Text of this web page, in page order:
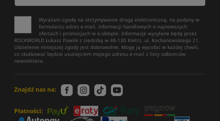
Wyrażam zgodę na otrzymywanie drogą elektroniczną, na podany w
formularzu adres e-mail, informacji handlowych o najnowszych
ofertach i promocjach w e-sklepie. Informacje wysyłane będą przez
ROCKWORLD Łukasz Pawlik z siedzibą w 48-130 Kietrz, ul. Kochanowskiego 21.
Udzielenie niniejszej zgody jest dobrowolne. Mogę ją wycofać w każdej chwili,
co skutkować będzie usunięciem mojego adresu e-mail z listy odbiorców
newslettera.
Znajdź nas na:
Płatności: